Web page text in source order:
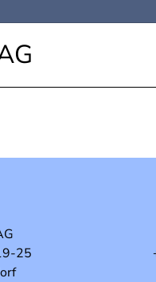
Steiermark
25